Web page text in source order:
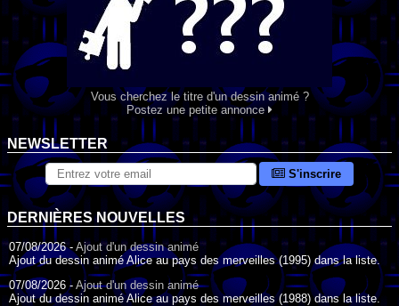
Vous cherchez le titre d'un dessin animé ?
Postez une petite annonce
NEWSLETTER
S'inscrire
DERNIÈRES NOUVELLES
07/08/2026 - Ajout d'un dessin animé
Ajout du dessin animé Alice au pays des merveilles (1995) dans la liste.
07/08/2026 - Ajout d'un dessin animé
Ajout du dessin animé Alice au pays des merveilles (1988) dans la liste.